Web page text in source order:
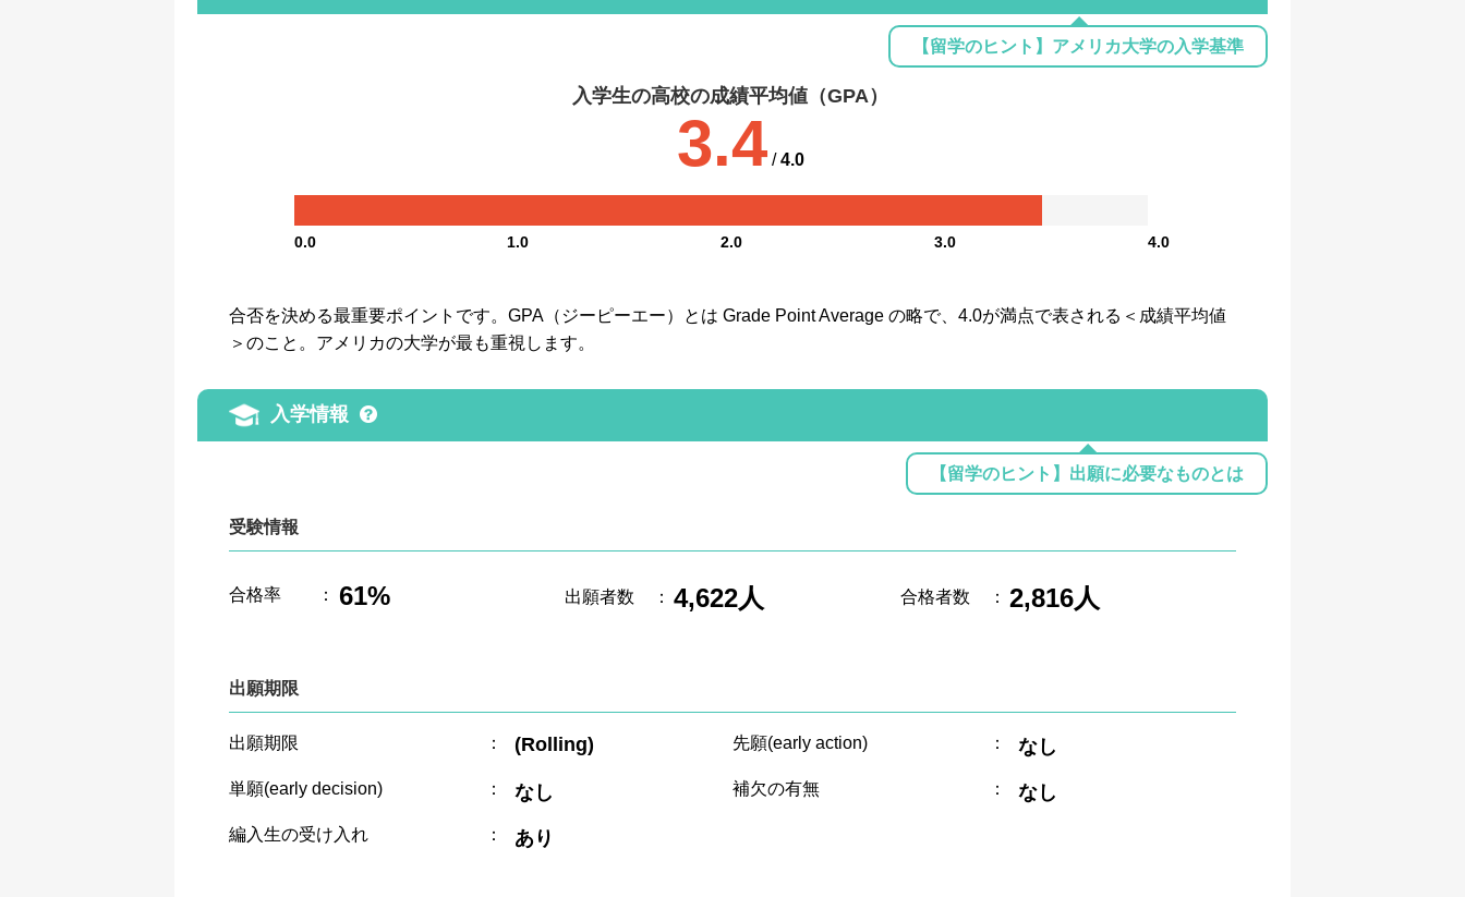
【留学のヒント】アメリカ大学の入学基準
入学生の高校の成績平均値（GPA）
3.4 /4.0
0.0 1.0 2.0 3.0 4.0
合否を決める最重要ポイントです。GPA（ジーピーエー）とは Grade Point Average の略で、4.0が満点で表される＜成績平均値
＞のこと。アメリカの大学が最も重視します。
入学情報
【留学のヒント】出願に必要なものとは
受験情報
合格率 ： 61% 出願者数 ： 4,622人 合格者数 ： 2,816人
出願期限
出願期限 ： (Rolling) 先願(early action) ： なし
単願(early decision) ： なし 補欠の有無 ： なし
編入生の受け入れ ： あり